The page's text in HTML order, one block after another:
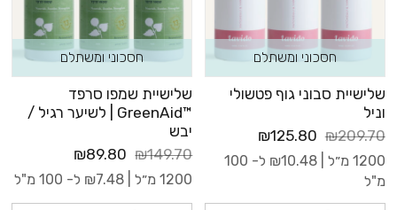
חסכוני ומשתלם
שלישיית סבוני גוף פטשולי
וניל
₪209.70
₪125.80
1200 מ״ל | ₪10.48
ל- 100
מ"ל
חסכוני ומשתלם
שלישיית שמפו סרפד
™GreenAid | לשיער רגיל /
יבש
₪149.70
₪89.80
1200 מ״ל | ₪7.48 ל- 100 מ"ל